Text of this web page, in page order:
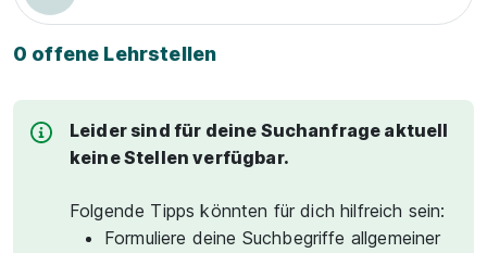
0 offene Lehrstellen
Leider sind für deine Suchanfrage aktuell
keine Stellen verfügbar.
Folgende Tipps könnten für dich hilfreich sein:
Formuliere deine Suchbegriffe allgemeiner